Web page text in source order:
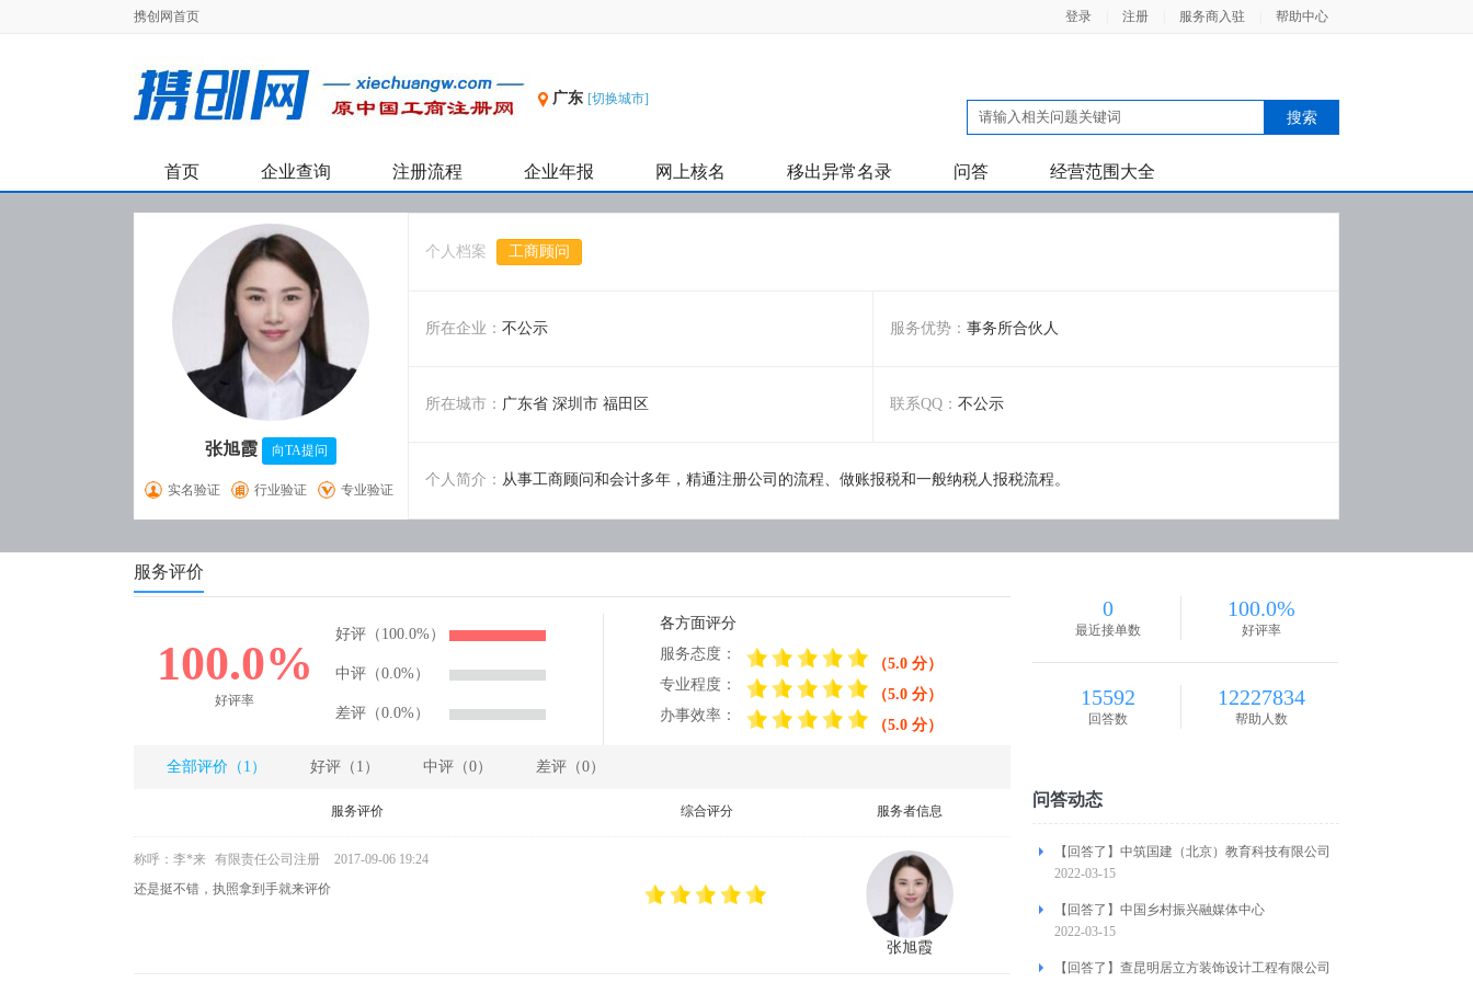
携创网首页 登录 注册 服务商入驻 帮助中心
广东 [切换城市]
首页 企业查询 注册流程 企业年报 网上核名 移出异常名录 问答 经营范围大全
张旭霞 向TA提问
实名验证 行业验证 专业验证
个人档案 工商顾问
所在企业： 不公示 服务优势： 事务所合伙人
所在城市： 广东省 深圳市 福田区 联系QQ： 不公示
个人简介： 从事工商顾问和会计多年，精通注册公司的流程、做账报税和一般纳税人报税流程。
服务评价
100.0%
好评率
好评（100.0%）
中评（0.0%）
差评（0.0%）
各方面评分
服务态度：
（5.0 分）
专业程度：
（5.0 分）
办事效率：
（5.0 分）
全部评价（1） 好评（1） 中评（0） 差评（0）
服务评价 综合评分 服务者信息
称呼：李*来 有限责任公司注册
2017-09-06 19:24
还是挺不错，执照拿到手就来评价
张旭霞
0
最近接单数
100.0%
好评率
15592
回答数
12227834
帮助人数
问答动态
【回答了】中筑国建（北京）教育科技有限公司
2022-03-15
【回答了】中国乡村振兴融媒体中心
2022-03-15
【回答了】查昆明居立方装饰设计工程有限公司